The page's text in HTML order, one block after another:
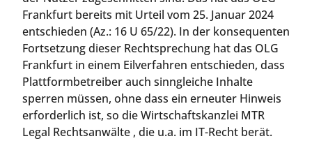
Frankfurt bereits mit Urteil vom 25. Januar 2024
entschieden (Az.: 16 U 65/22). In der konsequenten
Fortsetzung dieser Rechtsprechung hat das OLG
Frankfurt in einem Eilverfahren entschieden, dass
Plattformbetreiber auch sinngleiche Inhalte
sperren müssen, ohne dass ein erneuter Hinweis
erforderlich ist, so die Wirtschaftskanzlei MTR
Legal Rechtsanwälte , die u.a. im IT-Recht berät.